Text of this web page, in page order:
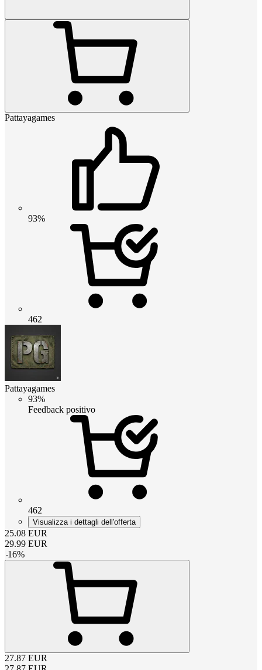
Pattayagames
93%
462
Pattayagames
93%
Feedback positivo
462
Visualizza i dettagli dell'offerta
25.08 EUR
29.99 EUR
-16%
27.87 EUR